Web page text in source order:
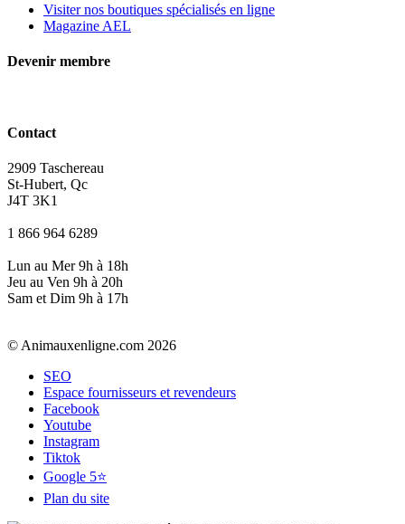
Visiter nos boutiques spécialisés en ligne
Magazine AEL
Devenir membre
Contact
2909 Taschereau
St-Hubert, Qc
J4T 3K1
1 866 964 6289
Lun au Mer 9h à 18h
Jeu au Ven 9h à 20h
Sam et Dim 9h à 17h
© Animauxenligne.com 2026
SEO
Espace fournisseurs et revendeurs
Facebook
Youtube
Instagram
Tiktok
Google 5⭐
Plan du site